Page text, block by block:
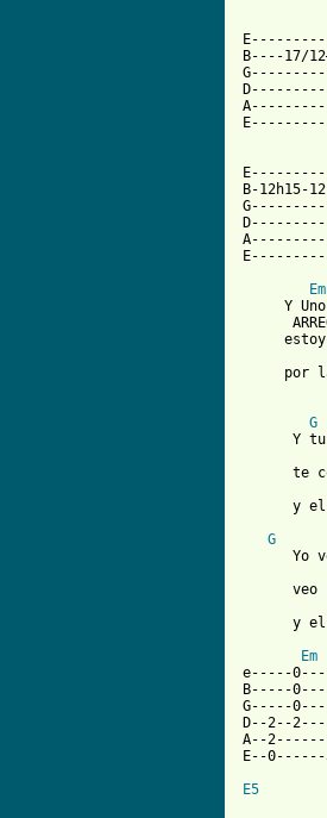
B----17/
B-12h15-
Em
Y
por
G
Y
te
y
G
Yo
veo
y
Em
e-----
B-----
G-----
D--2--
A--
E--
E5